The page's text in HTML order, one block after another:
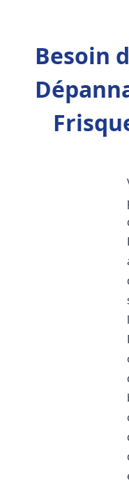
Besoin